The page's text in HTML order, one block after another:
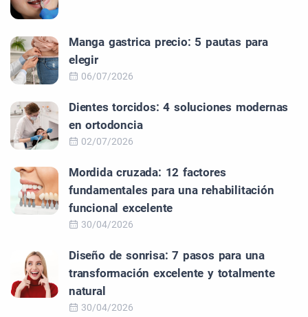
Manga gastrica precio: 5 pautas para
elegir
06/07/2026
Dientes torcidos: 4 soluciones modernas
en ortodoncia
02/07/2026
Mordida cruzada: 12 factores
fundamentales para una rehabilitación
funcional excelente
30/04/2026
Diseño de sonrisa: 7 pasos para una
transformación excelente y totalmente
natural
30/04/2026